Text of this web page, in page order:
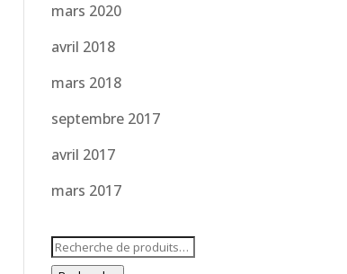
mars 2020
avril 2018
mars 2018
septembre 2017
avril 2017
mars 2017
Recherche